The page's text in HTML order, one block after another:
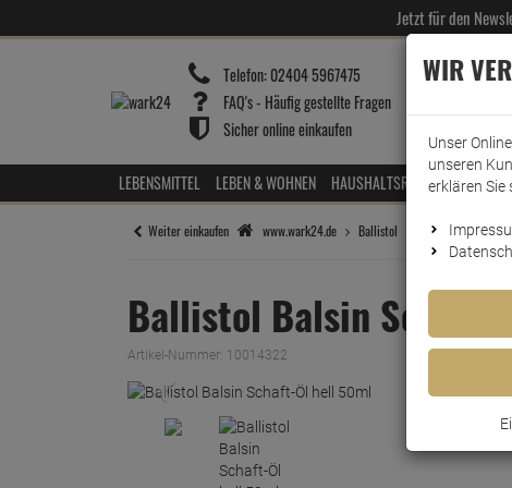
Jetzt für den
Telefon:02404 5967475
FAQ's - Häufig gestellte Fragen
Sicher online einkaufen
LEBENSMITTEL LEBEN & WOHNEN HAUSHALTSREINIGER HOTEL-
Weiter einkaufen www.wark24.de Ballistol Ballistol Balsin
Ballistol Balsin
Artikel-Nummer: 10014322
WIR
Unser
unseren
erklären Sie